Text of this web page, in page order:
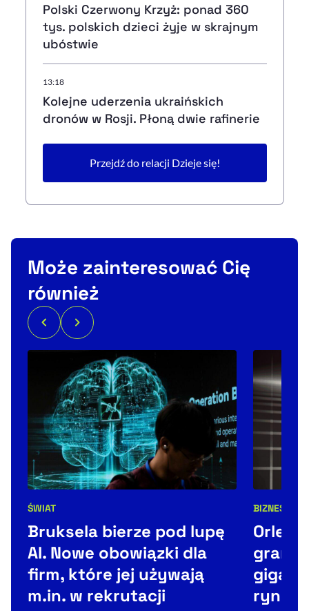
Polski Czerwony Krzyż: ponad 360
tys. polskich dzieci żyje w skrajnym
ubóstwie
13:18
Kolejne uderzenia ukraińskich
dronów w Rosji. Płoną dwie rafinerie
Przejdź do relacji Dzieje się!
Może zainteresować Cię
również
Kategorie artykułu:
ŚWIAT
Bruksela bierze pod lupę
AI. Nowe obowiązki dla
firm, które jej używają
m.in. w rekrutacji
Kategorie
BIZNES
Orlen
rynek